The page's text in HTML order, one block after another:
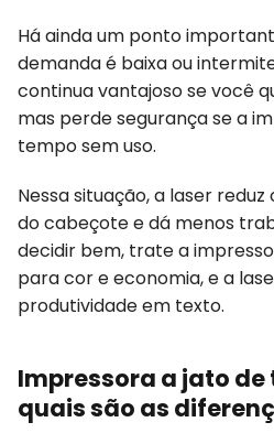
Há ainda um ponto
demanda é baixa ou
continua vantajoso se você
mas perde segurança se a
tempo sem uso.
Nessa situação, a laser
do cabeçote e dá menos
decidir bem, trate a
para cor e economia, e a
produtividade em texto.
Impressora a jato
quais são as